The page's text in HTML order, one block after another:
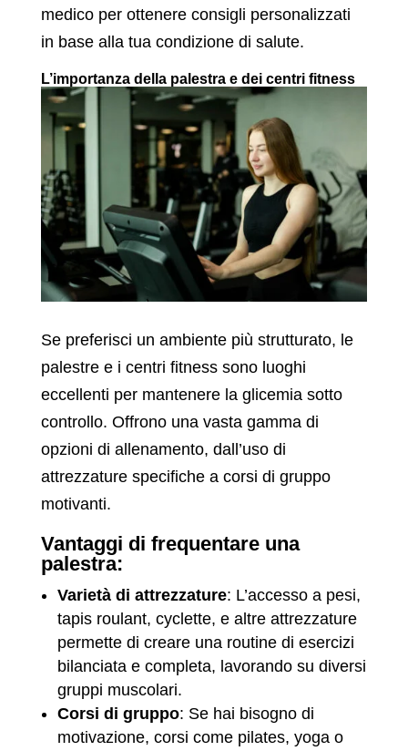
medico per ottenere consigli personalizzati
in base alla tua condizione di salute.
L’importanza della palestra e dei centri fitness
Se preferisci un ambiente più strutturato, le
palestre e i centri fitness sono luoghi
eccellenti per mantenere la glicemia sotto
controllo. Offrono una vasta gamma di
opzioni di allenamento, dall’uso di
attrezzature specifiche a corsi di gruppo
motivanti.
Vantaggi di frequentare una
palestra:
Varietà di attrezzature: L’accesso a pesi,
tapis roulant, cyclette, e altre attrezzature
permette di creare una routine di esercizi
bilanciata e completa, lavorando su diversi
gruppi muscolari.
Corsi di gruppo: Se hai bisogno di
motivazione, corsi come pilates, yoga o